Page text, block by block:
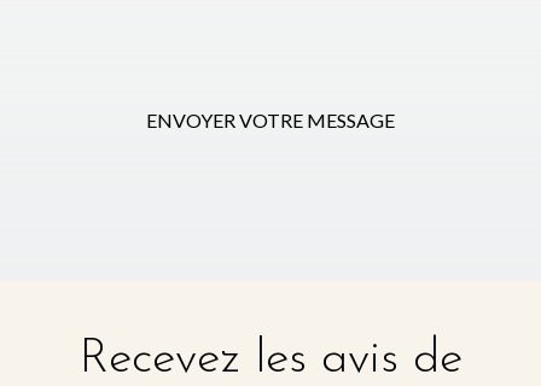
ENVOYER VOTRE MESSAGE
Recevez les avis de